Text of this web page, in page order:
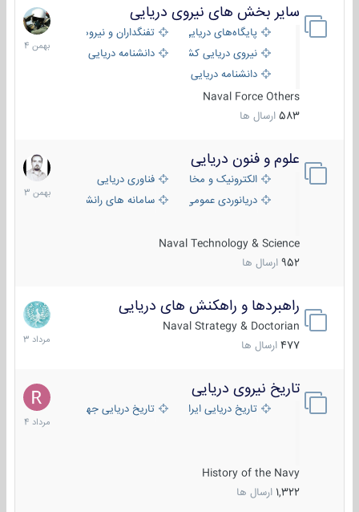
سایر بخش های نیروی دریایی
پایگاه‌های دریایی
تفنگداران و نیروهای ویژه‌ی دریایی
نیروی دریایی کشورهای مختلفدانشنامه دریایی
دانشنامه دریایی کپی
Naval Force Others
583 ارسال ها
22
بهمن
1404
علوم و فنون دریایی
الکترونیک و مخابرات دریاییفناوری دریایی
دریانوردی عمومی
سامانه های رانشی دریایی
Naval Technology & Science
952 ارسال ها
6
بهمن
1403
راهبردها و راهکنش های دریایی
Naval Strategy & Doctorian
477 ارسال ها
2
مرداد
1403
تاریخ نیروی دریایی
تاریخ دریایی ایران تاریخ دریایی جهان
History of the Navy
1,322 ارسال ها
16
مرداد
1404